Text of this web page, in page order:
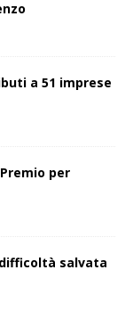
a 51 imprese
per
salvata